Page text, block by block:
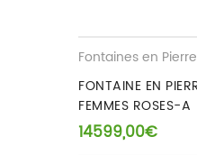
FONTAINE EN
FEMMES ROSES-A
14599,00€